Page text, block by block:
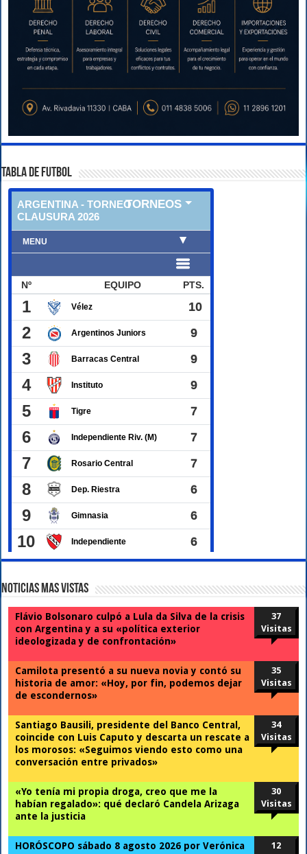
TABLA DE FUTBOL
Noticias Mas Vistas
Flávio Bolsonaro culpó a Lula da Silva de la crisis
con Argentina y a su «política exterior
ideologizada y de confrontación»
37
Visitas
Camilota presentó a su nueva novia y contó su
historia de amor: «Hoy, por fin, podemos dejar
de escondernos»
35
Visitas
Santiago Bausili, presidente del Banco Central,
coincide con Luis Caputo y descarta un rescate a
los morosos: «Seguimos viendo esto como una
conversación entre privados»
34
Visitas
«Yo tenía mi propia droga, creo que me la
habían regalado»: qué declaró Candela Arizaga
ante la justicia
30
Visitas
HORÓSCOPO sábado 8 agosto 2026 por Verónica
12